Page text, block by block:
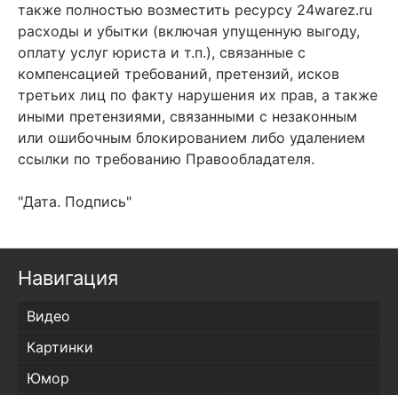
также полностью возместить ресурсу 24warez.ru
расходы и убытки (включая упущенную выгоду,
оплату услуг юриста и т.п.), связанные с
компенсацией требований, претензий, исков
третьих лиц по факту нарушения их прав, а также
иными претензиями, связанными с незаконным
или ошибочным блокированием либо удалением
ссылки по требованию Правообладателя.
"Дата. Подпись"
Навигация
Видео
Картинки
Юмор